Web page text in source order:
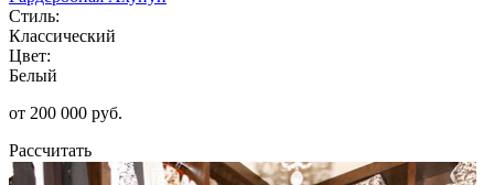
Стиль:
Классический
Цвет:
Белый
от 200 000 руб.
Рассчитать